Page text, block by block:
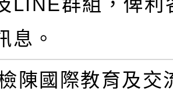
LINE群組，俾利
息。
陳國際教育及交